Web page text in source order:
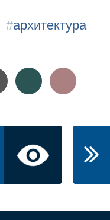
#архитектура